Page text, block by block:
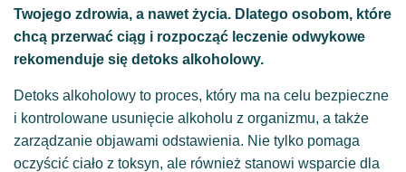
Twojego zdrowia, a nawet życia. Dlatego osobom, które
chcą przerwać ciąg i rozpocząć leczenie odwykowe
rekomenduje się detoks alkoholowy.
Detoks alkoholowy to proces, który ma na celu bezpieczne
i kontrolowane usunięcie alkoholu z organizmu, a także
zarządzanie objawami odstawienia. Nie tylko pomaga
oczyścić ciało z toksyn, ale również stanowi wsparcie dla